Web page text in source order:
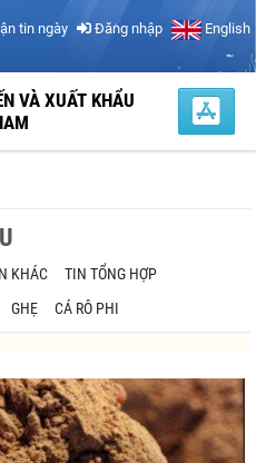
tin ngày Đăng nhập English
VÀ XUẤT KHẨU
KHÁC
TIN TỔNG HỢP
GHẸ CÁ RÔ PHI